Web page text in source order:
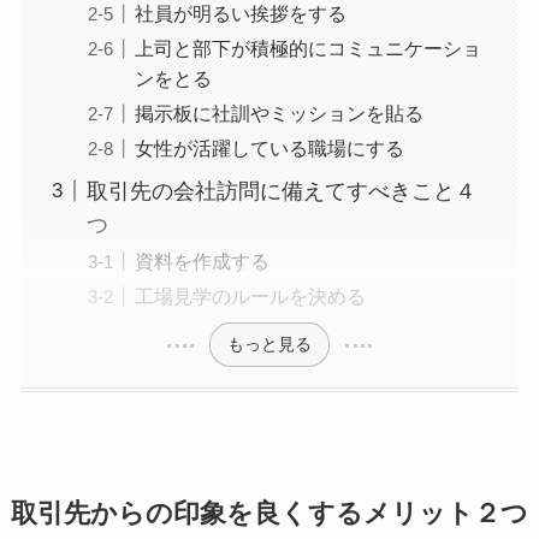
社員が明るい挨拶をする
上司と部下が積極的にコミュニケーショ
ンをとる
掲示板に社訓やミッションを貼る
女性が活躍している職場にする
取引先の会社訪問に備えてすべきこと４
つ
資料を作成する
工場見学のルールを決める
もっと見る
取引先からの印象を良くするメリット２つ